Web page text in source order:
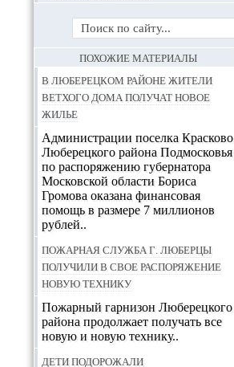
ПОХОЖИЕ МАТЕРИАЛЫ
В Люберецком районе жители
ветхого дома получат новое
жилье
Администрации поселка Красково
Люберецкого района Подмосковья
по распоряжению губернатора
Московской области Бориса
Громова оказана финансовая
помощь в размере 7 миллионов
рублей..
Пожарная служба г. Люберцы
получили в свое распоряжение
новую технику
Пожарный гарнизон Люберецкого
района продолжает получать все
новую и новую технику..
Дети подорожали